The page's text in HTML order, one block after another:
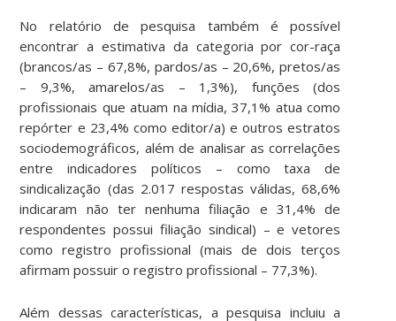
No relatório de pesquisa também é possível
encontrar a estimativa da categoria por cor-raça
(brancos/as – 67,8%, pardos/as – 20,6%, pretos/as
– 9,3%, amarelos/as – 1,3%), funções (dos
profissionais que atuam na mídia, 37,1% atua como
repórter e 23,4% como editor/a) e outros estratos
sociodemográficos, além de analisar as correlações
entre indicadores políticos – como taxa de
sindicalização (das 2.017 respostas válidas, 68,6%
indicaram não ter nenhuma filiação e 31,4% de
respondentes possui filiação sindical) – e vetores
como registro profissional (mais de dois terços
afirmam possuir o registro profissional – 77,3%).
Além dessas características, a pesquisa incluiu a